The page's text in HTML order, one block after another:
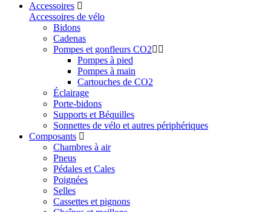
Accessoires
Accessoires de vélo
Bidons
Cadenas
Pompes et gonfleurs CO2
Pompes à pied
Pompes à main
Cartouches de CO2
Éclairage
Porte-bidons
Supports et Béquilles
Sonnettes de vélo et autres périphériques
Composants
Chambres à air
Pneus
Pédales et Cales
Poignées
Selles
Cassettes et pignons